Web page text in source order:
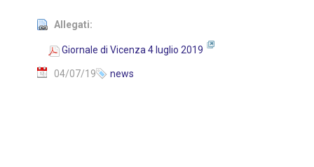
Allegati:
Giornale di Vicenza 4 luglio 2019
04/07/19 news